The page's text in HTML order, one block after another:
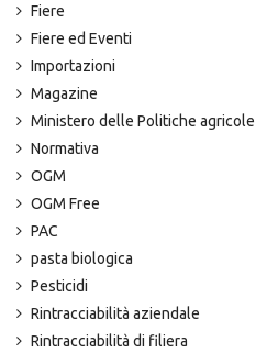
Fiere
Fiere ed Eventi
Importazioni
Magazine
Ministero delle Politiche agricole
Normativa
OGM
OGM Free
PAC
pasta biologica
Pesticidi
Rintracciabilità aziendale
Rintracciabilità di filiera